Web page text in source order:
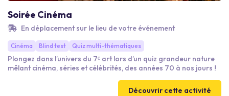
Soirée Cinéma
En déplacement sur le lieu de votre événement
Cinéma Blind test Quiz multi-thématiques
Plongez dans l’univers du 7ᵉ art lors d’un quiz grandeur nature
mêlant cinéma, séries et célébrités, des années 70 à nos jours !
Découvrir cette activité